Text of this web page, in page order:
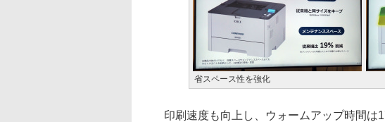
省スペース性を強化
印刷速度も向上し、ウォームアップ時間は